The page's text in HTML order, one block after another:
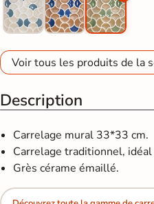
Voir tous les produits de la
Description
Carrelage mural 33*33 cm.
Carrelage traditionnel,
Grès cérame émaillé.